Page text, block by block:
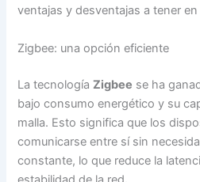
ventajas y desventajas a tener
Zigbee: una opción eficiente
La tecnologíaZigbee se ha
bajo consumo energético y su
malla. Esto significa que los
comunicarse entre sí sin
constante, lo que reduce la